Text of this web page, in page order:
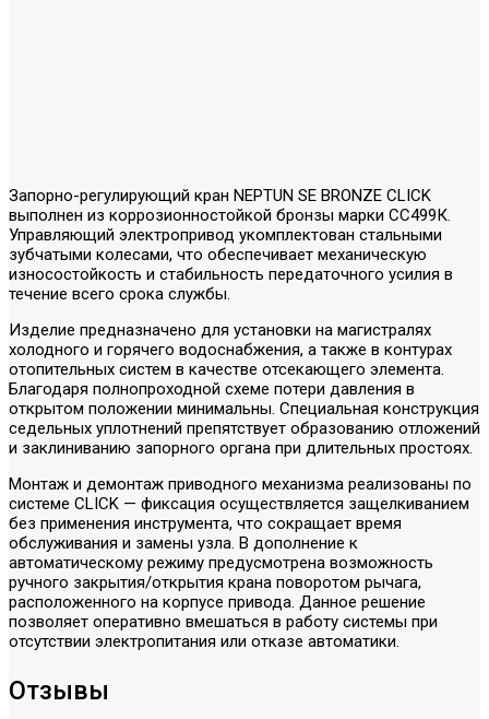
Запорно-регулирующий кран NEPTUN SE BRONZE CLICK
выполнен из коррозионностойкой бронзы марки СС499К.
Управляющий электропривод укомплектован стальными
зубчатыми колесами, что обеспечивает механическую
износостойкость и стабильность передаточного усилия в
течение всего срока службы.
Изделие предназначено для установки на магистралях
холодного и горячего водоснабжения, а также в контурах
отопительных систем в качестве отсекающего элемента.
Благодаря полнопроходной схеме потери давления в
открытом положении минимальны. Специальная конструкция
седельных уплотнений препятствует образованию отложений
и заклиниванию запорного органа при длительных простоях.
Монтаж и демонтаж приводного механизма реализованы по
системе CLICK — фиксация осуществляется защелкиванием
без применения инструмента, что сокращает время
обслуживания и замены узла. В дополнение к
автоматическому режиму предусмотрена возможность
ручного закрытия/открытия крана поворотом рычага,
расположенного на корпусе привода. Данное решение
позволяет оперативно вмешаться в работу системы при
отсутствии электропитания или отказе автоматики.
Отзывы